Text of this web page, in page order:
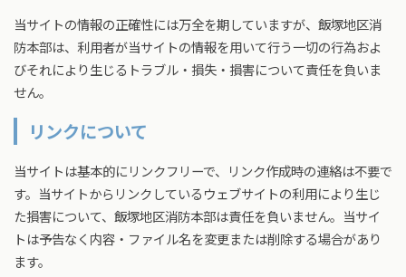
当サイトの情報の正確性には万全を期していますが、飯塚地区消
防本部は、利用者が当サイトの情報を用いて行う一切の行為およ
びそれにより生じるトラブル・損失・損害について責任を負いま
せん。
リンクについて
当サイトは基本的にリンクフリーで、リンク作成時の連絡は不要で
す。当サイトからリンクしているウェブサイトの利用により生じ
た損害について、飯塚地区消防本部は責任を負いません。当サイ
トは予告なく内容・ファイル名を変更または削除する場合があり
ます。